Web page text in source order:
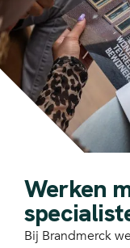
Werken
Bij Brandmerck